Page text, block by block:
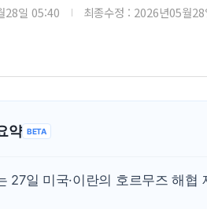
28일 05:40 최종수정 : 2026년05월
약 BETA
27일 미국·이란의 호르무즈 해